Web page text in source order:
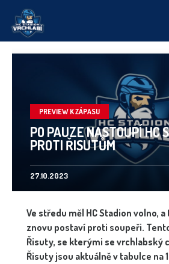
PREVIEW K ZÁPASU
PO PAUZE NASTOUPÍ HC
PROTI ŘISUTŮM
27.10.2023
Ve středu měl HC Stadion volno,
znovu postaví proti soupeři.
Řisuty, se kterými se vrchlabský
Řisuty jsou aktuálně v tabulce na